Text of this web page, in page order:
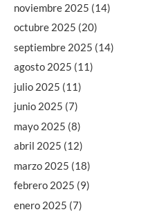
noviembre 2025 (14)
octubre 2025 (20)
septiembre 2025 (14)
agosto 2025 (11)
julio 2025 (11)
junio 2025 (7)
mayo 2025 (8)
abril 2025 (12)
marzo 2025 (18)
febrero 2025 (9)
enero 2025 (7)